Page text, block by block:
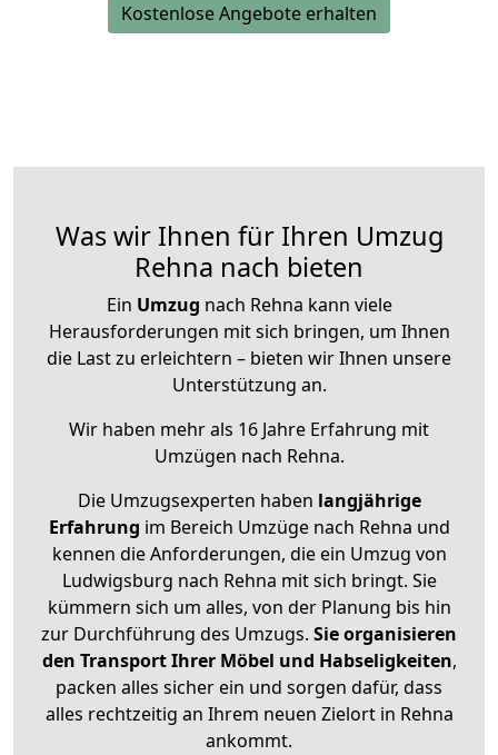
Kostenlose Angebote erhalten
Was wir Ihnen für Ihren Umzug
Rehna nach bieten
Ein Umzug nach Rehna kann viele
Herausforderungen mit sich bringen, um Ihnen
die Last zu erleichtern – bieten wir Ihnen unsere
Unterstützung an.
Wir haben mehr als 16 Jahre Erfahrung mit
Umzügen nach Rehna.
Die Umzugsexperten haben langjährige
Erfahrung im Bereich Umzüge nach Rehna und
kennen die Anforderungen, die ein Umzug von
Ludwigsburg nach Rehna mit sich bringt. Sie
kümmern sich um alles, von der Planung bis hin
zur Durchführung des Umzugs. Sie organisieren
den Transport Ihrer Möbel und Habseligkeiten,
packen alles sicher ein und sorgen dafür, dass
alles rechtzeitig an Ihrem neuen Zielort in Rehna
ankommt.